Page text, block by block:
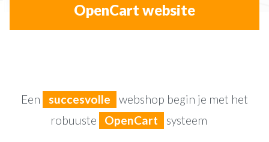
OpenCart website
Een succesvolle
webshop begin je met het
robuuste
OpenCart systeem